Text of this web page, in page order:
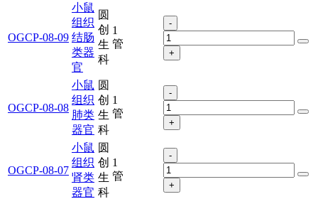
OGCP-08-09
小鼠
组织
结肠
类器
官
圆
创
生
科
1
管
-
+
OGCP-08-08
小鼠
组织
肺类
器官
圆
创
生
科
1
管
-
+
OGCP-08-07
小鼠
组织
肾类
器官
圆
创
生
科
1
管
-
+